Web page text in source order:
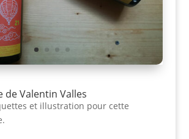
de Valentin Valles
et illustration pour cette